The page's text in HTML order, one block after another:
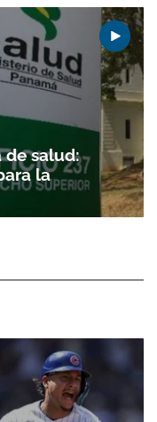
de salud:
la